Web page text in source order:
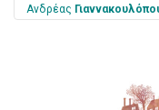
Ανδρέας